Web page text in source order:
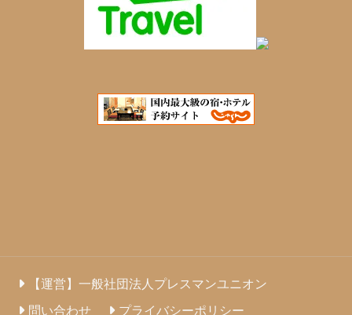
【運営】一般社団法人プレスマンユニオン
問い合わせ
プライバシーポリシー